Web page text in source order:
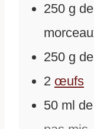
250 g de
250 g de
2 œufs
50 ml de